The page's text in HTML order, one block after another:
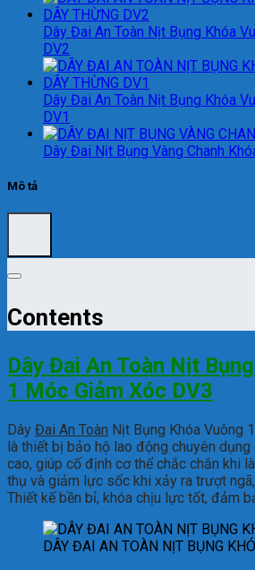
Dây Đai An Toàn Nịt Bụng Khóa
DV2
Dây Đai An Toàn Nịt Bụng Khóa
DV1
Dây Đai Nịt Bụng Vàng Chanh
Mô tả
Contents
Dây Đai An Toàn Nịt
1 Móc Giảm Xóc DV3
Dây Đai An Toàn Nịt Bụng Khóa Vuông
là thiết bị bảo hộ lao động chuyên
cao, giúp cố định cơ thể chắc chắn khi
thụ và giảm lực sốc khi xảy ra trượt
Thiết kế bền bỉ, khóa chịu lực tốt, đảm
DÂY ĐAI AN TOÀN NỊT BỤNG